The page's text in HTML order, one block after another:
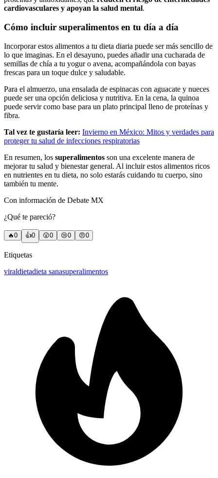
cardiovasculares y apoyan la salud mental.
Cómo incluir superalimentos en tu día a día
Incorporar estos alimentos a tu dieta diaria puede ser más sencillo de
lo que imaginas. En el desayuno, puedes añadir una cucharada de
semillas de chía a tu yogur o avena, acompañándola con bayas
frescas para un toque dulce y saludable.
Para el almuerzo, una ensalada de espinacas con aguacate y nueces
puede ser una opción deliciosa y nutritiva. En la cena, la quinoa
puede servir como base para un plato principal lleno de proteínas y
fibra.
Tal vez te gustaría leer: Invierno en México: Mitos y verdades para
proteger tu salud de infecciones respiratorias
En resumen, los superalimentos son una excelente manera de
mejorar tu salud y bienestar general. Al incluir estos alimentos ricos
en nutrientes en tu dieta, no solo estarás cuidando tu cuerpo, sino
también tu mente.
Con información de Debate MX
¿Qué te pareció?
🔥0 👍0 😲0 😢0 😠0
Etiquetas
viraldietadieta sanasuperalimentos